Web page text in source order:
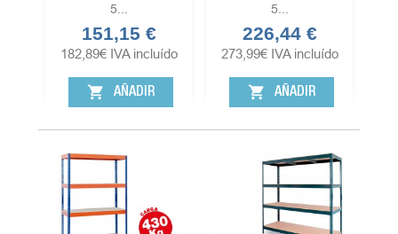
5...
Precio
151,15 €
182,89€ IVA incluído
shopping_cart AÑADIR
5...
Precio
226,44 €
273,99€ IVA incluído
shopping_cart AÑADIR